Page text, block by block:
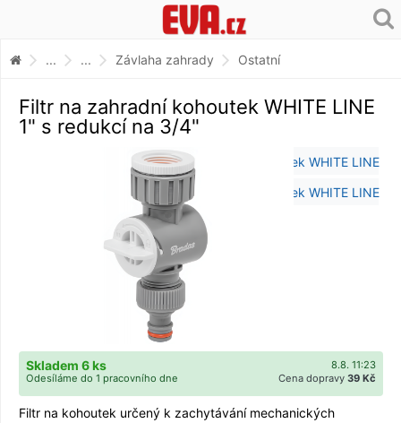
... ... Závlaha zahrady Ostatní
Filtr na zahradní kohoutek WHITE LINE
1" s redukcí na 3/4"
8.8. 11:23
Skladem 6 ks
Cena dopravy 39 Kč
Odesíláme do 1 pracovního dne
Filtr na kohoutek určený k zachytávání mechanických